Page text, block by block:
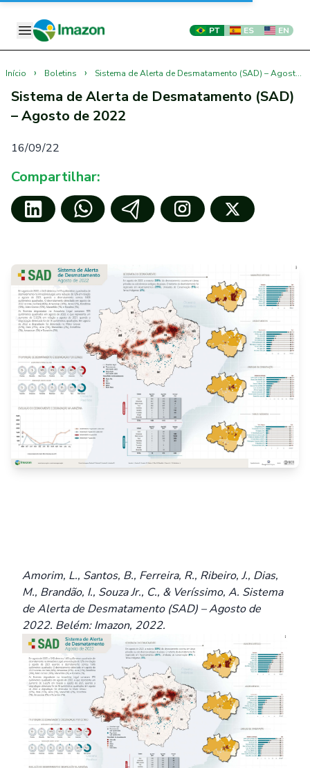
PT ES EN
Início › Boletins › Sistema de Alerta de Desmatamento (SAD) – Agosto de 2022
Sistema de Alerta de Desmatamento (SAD)
– Agosto de 2022
16/09/22
Compartilhar:
Amorim, L., Santos, B., Ferreira, R., Ribeiro, J., Dias,
M., Brandão, I., Souza Jr., C., & Veríssimo, A. Sistema
de Alerta de Desmatamento (SAD) – Agosto de
2022. Belém: Imazon, 2022.